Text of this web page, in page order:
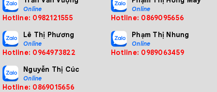
Online
Hotline: 0982121555
Online
Hotline: 0869095656
Lê Thị Phương
Online
Hotline: 0964973822
Phạm Thị Nhung
Online
Hotline: 0989063459
Nguyễn Thị Cúc
Online
Hotline: 0869015656